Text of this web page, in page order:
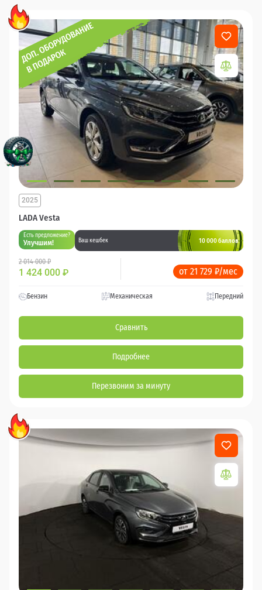
LADA Vesta
2025
Есть предложение?
Улучшим! Ваш кешбек 10 000 баллов
2 014 000 ₽
1 424 000 ₽ от 21 729 ₽/мес
Бензин Механическая Передний
Сравнить
Подробнее
Перезвоним за минуту